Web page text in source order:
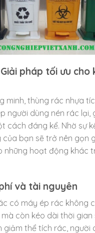
pháp tối ưu cho
minh, thùng rác nhựa
người dùng nén rác lại,
cách đáng kể. Nhờ sự
của bạn sẽ trở nên gọn
những hoạt động khác
và tài nguyên
có máy ép rác không
còn kéo dài thời gian
giảm thể tích rác, người